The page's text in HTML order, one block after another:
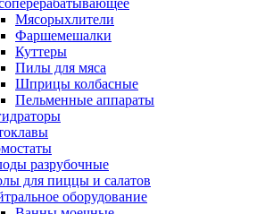
Мясорыхлители
Фаршемешалки
Куттеры
Пилы для мяса
Шприцы колбасные
Пельменные аппараты
разрубочные
для пиццы и салатов
оборудование